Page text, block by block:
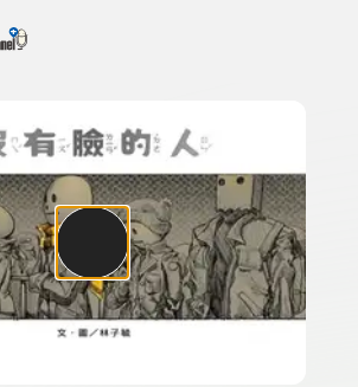
入節目名稱、主持人或關鍵字